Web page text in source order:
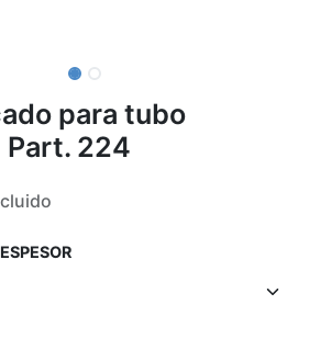
para tubo
224